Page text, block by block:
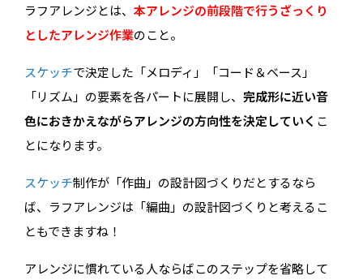
ラフアレンジとは、本アレンジの前段階で行うざっくり
としたアレンジ作業のこと。
スケッチで決定した「メロディ」「コード＆ベース」
「リズム」の要素を各パートに展開し、完成形に近い音
色におきかえながらアレンジの方向性を決定していく こ
とになります。
スケッチ制作が「作曲」の設計図づくりだとするなら
ば、ラフアレンジは「編曲」の設計図づくりと考えるこ
ともできますね！
アレンジに慣れている人ならばこのステップを省略して